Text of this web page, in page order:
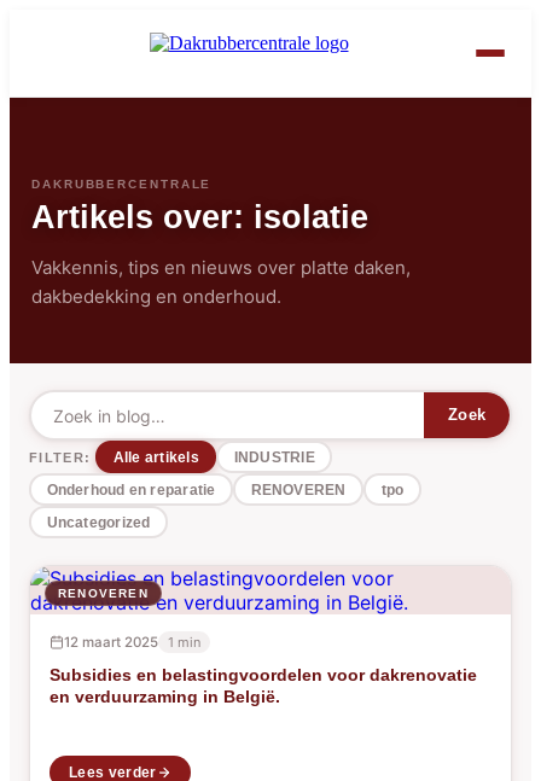
DAKRUBBERCENTRALE
Artikels over: isolatie
Vakkennis, tips en nieuws over platte daken,
dakbedekking en onderhoud.
Zoek
FILTER: Alle artikels INDUSTRIE
Onderhoud en reparatie RENOVEREN tpo
Uncategorized
RENOVEREN
12 maart 2025 1 min
Subsidies en belastingvoordelen voor dakrenovatie
en verduurzaming in België.
Lees verder